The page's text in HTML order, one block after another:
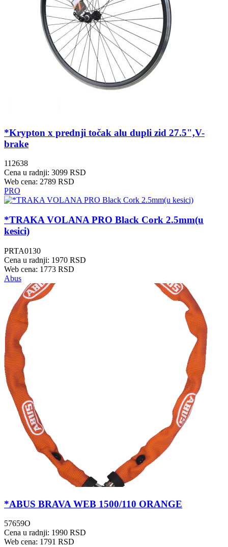
*Krypton x prednji točak alu dupli zid 27.5",V-
brake
112638
Cena u radnji: 3099 RSD
Web cena: 2789 RSD
PRO
*TRAKA VOLANA PRO Black Cork 2.5mm(u
kesici)
PRTA0130
Cena u radnji: 1970 RSD
Web cena: 1773 RSD
Abus
*ABUS BRAVA WEB 1500/110 ORANGE
57659O
Cena u radnji: 1990 RSD
Web cena: 1791 RSD